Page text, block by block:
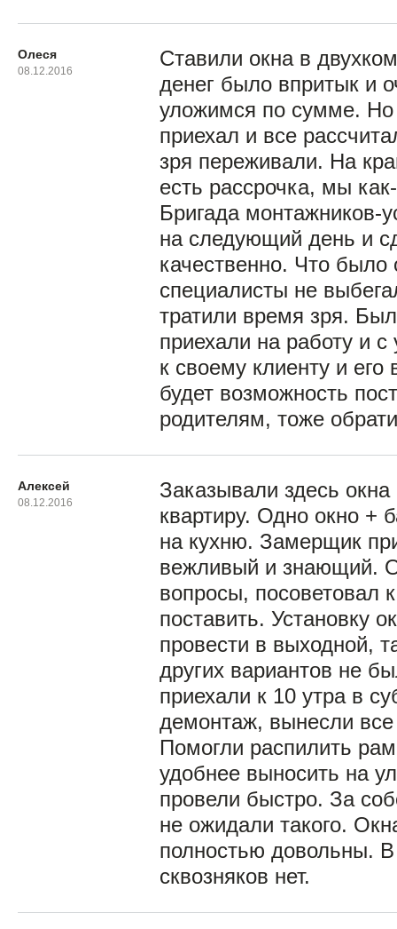
Олеся
08.12.2016
Ставили окна в
денег было впритык и
уложимся по сумме. Но
приехал и все
зря переживали. На
есть рассрочка, мы
Бригада монтажников-
на следующий день и
качественно. Что было
специалисты не
тратили время зря.
приехали на работу и
к своему клиенту и его
будет возможность
родителям, тоже
Алексей
08.12.2016
Заказывали здесь
квартиру. Одно окно +
на кухню. Замерщик
вежливый и знающий.
вопросы, посоветовал
поставить. Установку
провести в выходной,
других вариантов не
приехали к 10 утра в
демонтаж, вынесли
Помогли распилить
удобнее выносить на
провели быстро. За
не ожидали такого.
полностью довольны. В
сквозняков нет.